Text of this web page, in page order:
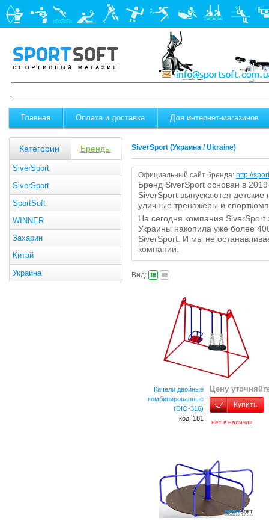
Главная Оплата и доставка Для интернет-магазинов
Категории Бренды
SiverSport
SiverSport
SportSoft
WINNER
Захарин
Китай
Украина
SiverSport (Украина / Ukraine)
Официальный сайт бренда: http://
Бренд SiverSport основан в
SiverSport выпускаются
уличные тренажеры и
На сегодня компания SiverSport
Украины накопила уже более
SiverSport. И мы не
компании.
Вид:
Качели двойные
комбинированные
(DIO-316)
код: 181
Цену
Купить
нет в наличии